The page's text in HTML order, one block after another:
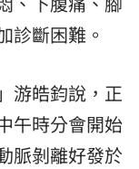
診斷困難。
游皓鈞說，正
午時分會開始
脈剝離好發於